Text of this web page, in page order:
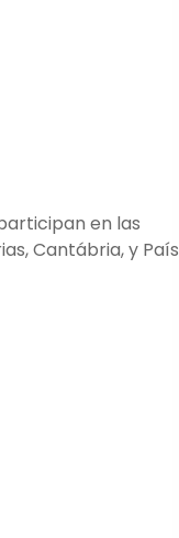
en las
Cantábria, y País